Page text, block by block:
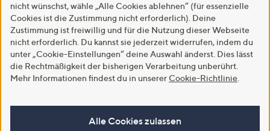
nicht wünschst, wähle „Alle Cookies ablehnen“ (für essenzielle
Cookies ist die Zustimmung nicht erforderlich). Deine
Zustimmung ist freiwillig und für die Nutzung dieser Webseite
nicht erforderlich. Du kannst sie jederzeit widerrufen, indem du
unter „Cookie-Einstellungen“ deine Auswahl änderst. Dies lässt
die Rechtmäßigkeit der bisherigen Verarbeitung unberührt.
Mehr Informationen findest du in unserer Cookie-Richtlinie
Alle Cookies zulassen